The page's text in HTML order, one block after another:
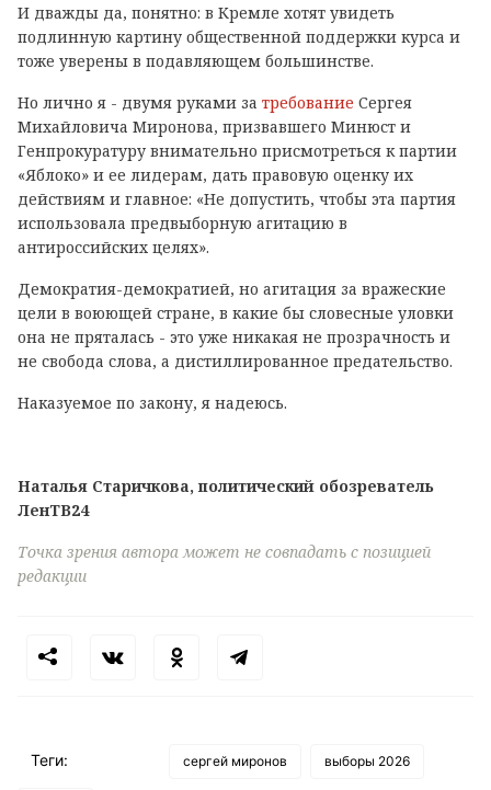
И дважды да, понятно: в Кремле хотят увидеть
подлинную картину общественной поддержки курса и
тоже уверены в подавляющем большинстве.
Но лично я - двумя руками за требование Сергея
Михайловича Миронова, призвавшего Минюст и
Генпрокуратуру внимательно присмотреться к партии
«Яблоко» и ее лидерам, дать правовую оценку их
действиям и главное: «Не допустить, чтобы эта партия
использовала предвыборную агитацию в
антироссийских целях».
Демократия-демократией, но агитация за вражеские
цели в воюющей стране, в какие бы словесные уловки
она не пряталась - это уже никакая не прозрачность и
не свобода слова, а дистиллированное предательство.
Наказуемое по закону, я надеюсь.
Наталья Старичкова, политический обозреватель
ЛенТВ24
Точка зрения автора может не совпадать с позицией
редакции
Теги: сергей миронов выборы 2026